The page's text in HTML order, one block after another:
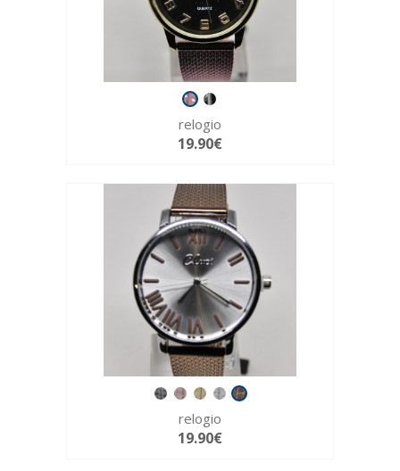
relogio
19.90€
relogio
19.90€